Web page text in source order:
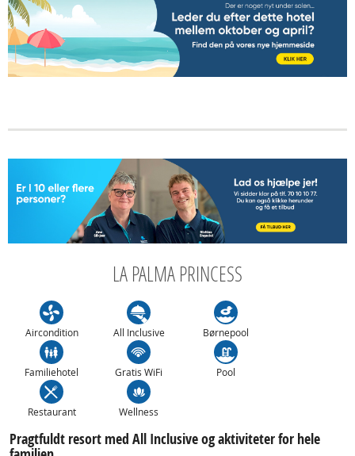
LA PALMA PRINCESS
Aircondition All Inclusive Børnepool
Familiehotel Gratis WiFi Pool
Restaurant Wellness
Pragtfuldt resort med All Inclusive og aktiviteter for hele